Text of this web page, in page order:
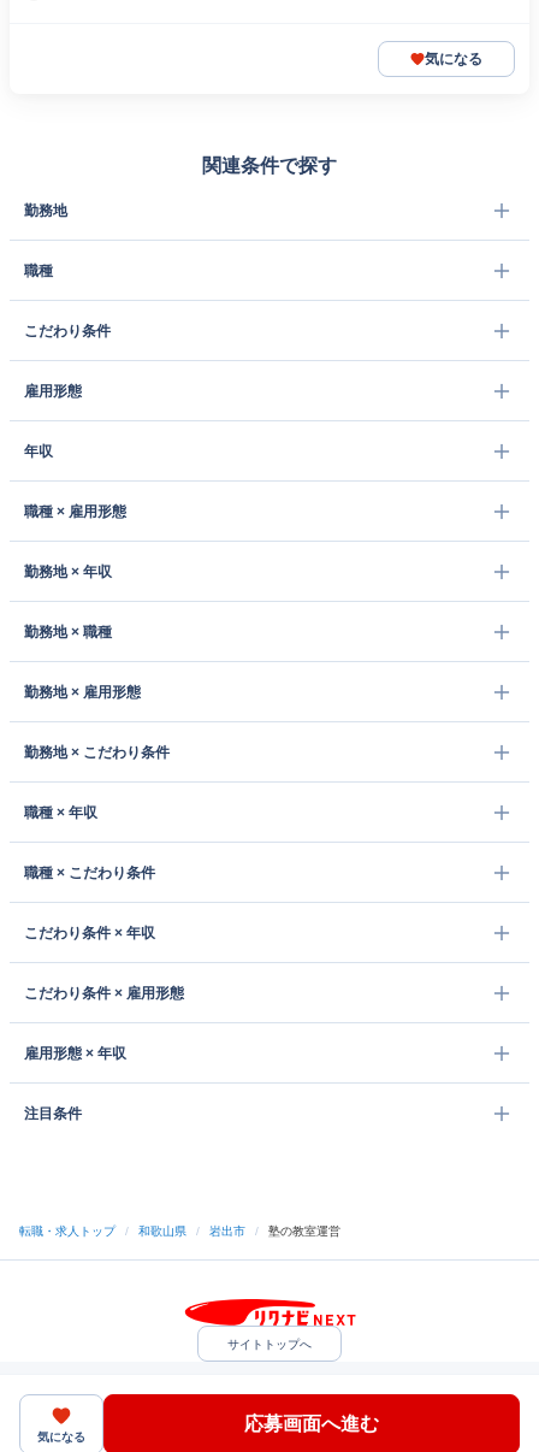
気になる
関連条件で探す
勤務地
職種
こだわり条件
雇用形態
年収
職種 × 雇用形態
勤務地 × 年収
勤務地 × 職種
勤務地 × 雇用形態
勤務地 × こだわり条件
職種 × 年収
職種 × こだわり条件
こだわり条件 × 年収
こだわり条件 × 雇用形態
雇用形態 × 年収
注目条件
転職・求人トップ / 和歌山県 / 岩出市 / 塾の教室運営
気になる
応募画面へ進む
サイトトップへ
中途採用をご検討の企業様
ヘルプ・お問い合わせ
（C）Indeed Inc.